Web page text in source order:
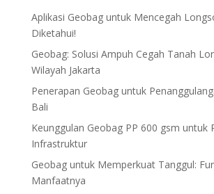
Aplikasi Geobag untuk Mencegah
Diketahui!
Geobag: Solusi Ampuh Cegah Tanah
Wilayah Jakarta
Penerapan Geobag untuk
Bali
Keunggulan Geobag PP 600 gsm untuk
Infrastruktur
Geobag untuk Memperkuat Tanggul:
Manfaatnya